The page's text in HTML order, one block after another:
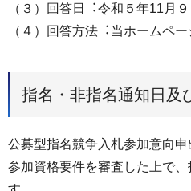
（３）回答⽇︓令和５年11⽉
（４）回答⽅法︓当ホームペ
指名・非指名通知日及
公募型指名競争⼊札参加意向申
参加資格要件を審査した上で